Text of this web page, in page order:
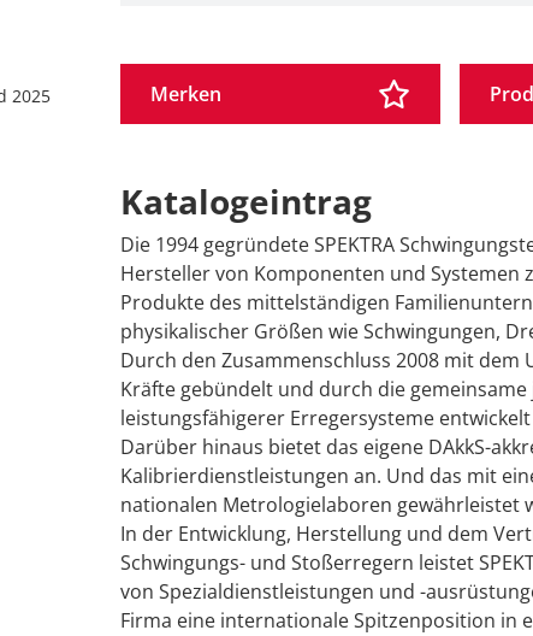
2025
Merken
Katalogeintrag
Die 1994 gegründete SPEKTRA
Hersteller von Komponenten und Systemen
Produkte des mittelständigen
physikalischer Größen wie Schwingungen,
Durch den Zusammenschluss 2008 mit dem
Kräfte gebündelt und durch die
leistungsfähigerer Erregersysteme
Darüber hinaus bietet das eigene DAkkS-
Kalibrierdienstleistungen an. Und das mit
nationalen Metrologielaboren gewährleistet
In der Entwicklung, Herstellung und dem
Schwingungs- und Stoßerregern leistet
von Spezialdienstleistungen und -
Firma eine internationale Spitzenposition in